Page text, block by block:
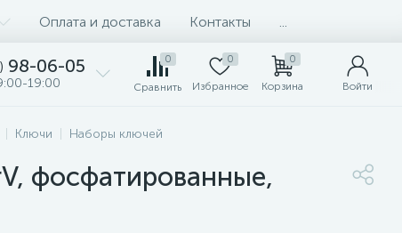
Оплата и доставка Контакты
98-06-05
19:00
0
Сравнить
0
Избранное
0
Корзина Войти
Ключи
Наборы ключей
фосфатированные,